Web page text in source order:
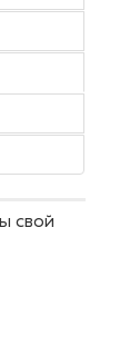
свой